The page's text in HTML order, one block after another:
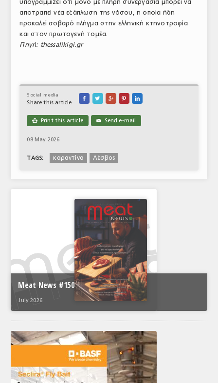
υπογραμμίζει ότι μόνο με πλήρη συνεργασία μπορεί να
αποτραπεί νέα εξάπλωση της νόσου, η οποία ήδη
προκαλεί σοβαρό πλήγμα στην ελληνική κτηνοτροφία
και στον πρωτογενή τομέα.
Πηγή: thessalikigi.gr
Social media
Share this article
    
 Print this article ✉ Send e-mail
08 May 2026
TAGS: καραντίνα Λέσβος
Meat News #150
July 2026